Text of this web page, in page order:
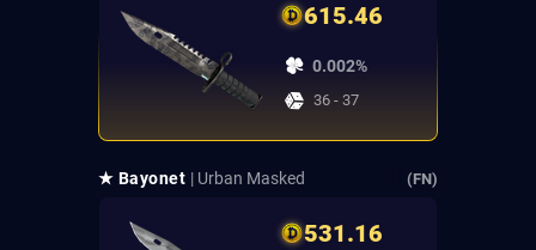
615.46
0.002%
36 - 37
★ Bayonet | Urban Masked (FN)
531.16